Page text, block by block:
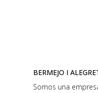
BERMEJO I
Somos una